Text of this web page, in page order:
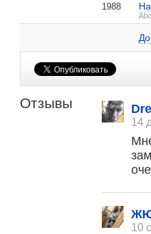
1988
1994 В
On
Руслан
1
Стивен Сигал на
Отзывы
14
10